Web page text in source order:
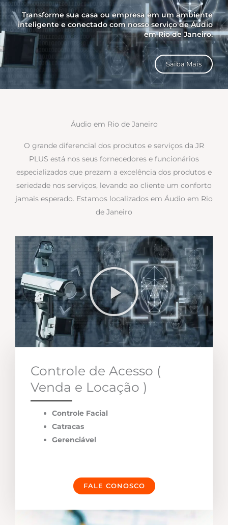
Transforme sua casa ou empresa em um ambiente
inteligente e conectado com nosso serviço de Áudio
em Rio de Janeiro.
Saiba Mais
Áudio em Rio de Janeiro
O grande diferencial dos produtos e serviços da JR
PLUS está nos seus fornecedores e funcionários
especializados que prezam a excelência dos produtos e
seriedade nos serviços, levando ao cliente um conforto
jamais esperado. Estamos localizados em Áudio em Rio
de Janeiro
Controle de Acesso (
Venda e Locação )
Controle Facial
Catracas
Gerenciável
FALE CONOSCO